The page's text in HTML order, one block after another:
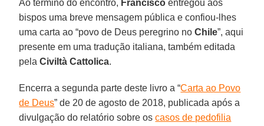
Ao término do encontro, Francisco entregou aos
bispos uma breve mensagem pública e confiou-lhes
uma carta ao “povo de Deus peregrino noChile”, aqui
presente em uma tradução italiana, também editada
pelaCiviltà Cattolica.
Encerra a segunda parte deste livro a “Carta ao Povo
de Deus” de 20 de agosto de 2018, publicada após a
divulgação do relatório sobre oscasos de pedofilia